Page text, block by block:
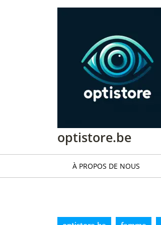
optistore.be
À PROPOS DE NOUS